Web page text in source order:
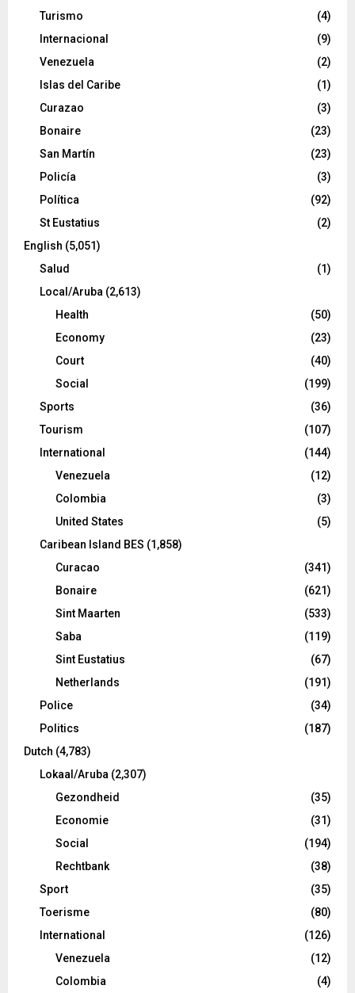
Turismo
(4)
Internacional
(9)
Venezuela
(2)
Islas del Caribe
(1)
Curazao
(3)
Bonaire
(23)
San Martín
(23)
Policía
(3)
Política
(92)
St Eustatius
(2)
English (5,051)
Salud
(1)
Local/Aruba (2,613)
Health
(50)
Economy
(23)
Court
(40)
Social
(199)
Sports
(36)
Tourism
(107)
International
(144)
Venezuela
(12)
Colombia
(3)
United States
(5)
Caribean Island BES (1,858)
Curacao
(341)
Bonaire
(621)
Sint Maarten
(533)
Saba
(119)
Sint Eustatius
(67)
Netherlands
(191)
Police
(34)
Politics
(187)
Dutch (4,783)
Lokaal/Aruba (2,307)
Gezondheid
(35)
Economie
(31)
Social
(194)
Rechtbank
(38)
Sport
(35)
Toerisme
(80)
International
(126)
Venezuela
(12)
Colombia
(4)